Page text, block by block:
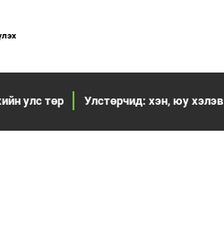
улс төр Улстөрчид: хэн, юу хэлэв